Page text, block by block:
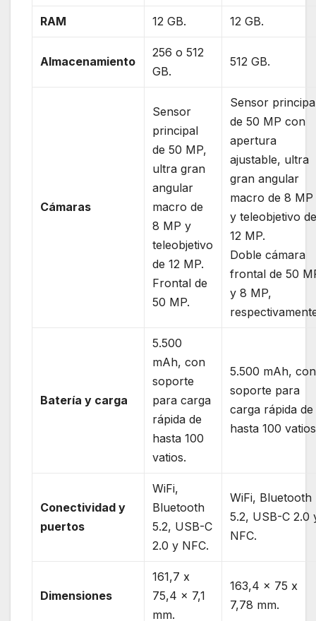
RAM 12 GB. 12 GB.
Almacenamiento
256 o 512
GB.
512 GB.
Cámaras
Sensor
principal
de 50 MP,
ultra gran
angular
macro de
8 MP y
teleobjetivo
de 12 MP.
Frontal de
50 MP.
Sensor
de 50 MP con
apertura
ajustable, ultra
gran angular
macro de 8 MP
y teleobjetivo
12 MP.
Doble cámara
frontal de 50
y 8 MP,
Batería y carga
5.500
mAh, con
soporte
para carga
rápida de
hasta 100
vatios.
5.500 mAh, con
soporte para
carga rápida de
hasta 100
Conectividad y
puertos
WiFi,
Bluetooth
5.2, USB-C
2.0 y NFC.
WiFi, Bluetooth
5.2, USB-C 2.0
NFC.
Dimensiones
161,7 x
75,4 x 7,1
mm.
163,4 x 75 x
7,78 mm.